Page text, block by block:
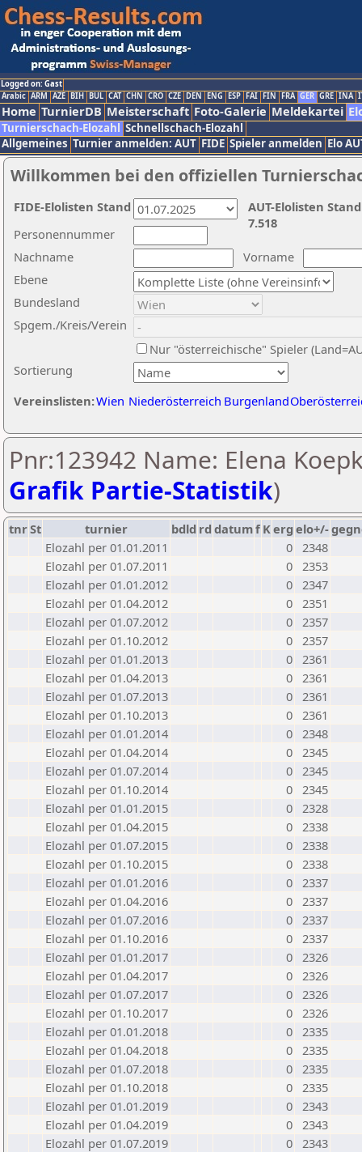
Logged on: Gast
Arabic ARM AZE BIH BUL CAT CHN CRO CZE DEN ENG ESP FAI FIN FRA GER GRE INA
Home TurnierDB Meisterschaft Foto-Galerie Meldekartei
Turnierschach-Elozahl Schnellschach-Elozahl
Allgemeines Turnier anmelden: AUT FIDE Spieler anmelden Elo
Willkommen bei den offiziellen
Nachname
Vorname
Ebene
Sortierung
Personennummer
Bundesland
Spgem./Kreis/Verein
Nur "österreichische" Spieler
Vereinslisten:Wien Niederösterreich Burgenland
AUT-Elolisten
7.518
FIDE-Elolisten Stand
Pnr:123942 Name: Elena
Grafik Partie-Statistik)
tnrSt turnier bdld rd datumf Kerg elo+/-
Elozahl per 01.01.2011
0 2348
Elozahl per 01.07.2011
0 2353
Elozahl per 01.01.2012
0 2347
Elozahl per 01.04.2012
0 2351
Elozahl per 01.07.2012
0 2357
Elozahl per 01.10.2012
0 2357
Elozahl per 01.01.2013
0 2361
Elozahl per 01.04.2013
0 2361
Elozahl per 01.07.2013
0 2361
Elozahl per 01.10.2013
0 2361
Elozahl per 01.01.2014
0 2348
Elozahl per 01.04.2014
0 2345
Elozahl per 01.07.2014
0 2345
Elozahl per 01.10.2014
0 2345
Elozahl per 01.01.2015
0 2328
Elozahl per 01.04.2015
0 2338
Elozahl per 01.07.2015
0 2338
Elozahl per 01.10.2015
0 2338
Elozahl per 01.01.2016
0 2337
Elozahl per 01.04.2016
0 2337
Elozahl per 01.07.2016
0 2337
Elozahl per 01.10.2016
0 2337
Elozahl per 01.01.2017
0 2326
Elozahl per 01.04.2017
0 2326
Elozahl per 01.07.2017
0 2326
Elozahl per 01.10.2017
0 2326
Elozahl per 01.01.2018
0 2335
Elozahl per 01.04.2018
0 2335
Elozahl per 01.07.2018
0 2335
Elozahl per 01.10.2018
0 2335
Elozahl per 01.01.2019
0 2343
Elozahl per 01.04.2019
0 2343
Elozahl per 01.07.2019
0 2343